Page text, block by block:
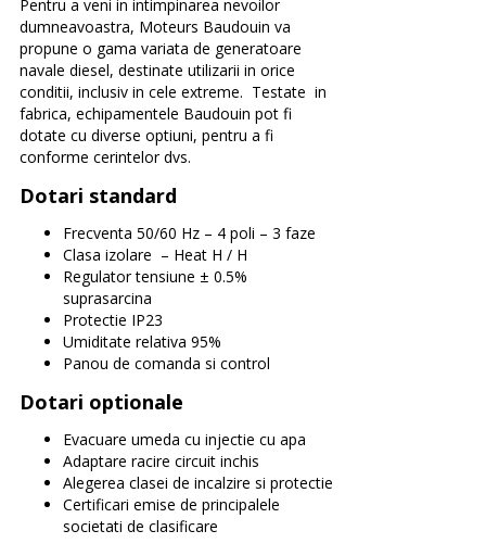
Pentru a veni in intimpinarea nevoilor
dumneavoastra, Moteurs Baudouin va
propune o gama variata de generatoare
navale diesel, destinate utilizarii in orice
conditii, inclusiv in cele extreme. Testate in
fabrica, echipamentele Baudouin pot fi
dotate cu diverse optiuni, pentru a fi
conforme cerintelor dvs.
Dotari standard
Frecventa 50/60 Hz – 4 poli – 3 faze
Clasa izolare – Heat H / H
Regulator tensiune ± 0.5%
suprasarcina
Protectie IP23
Umiditate relativa 95%
Panou de comanda si control
Dotari optionale
Evacuare umeda cu injectie cu apa
Adaptare racire circuit inchis
Alegerea clasei de incalzire si protectie
Certificari emise de principalele
societati de clasificare